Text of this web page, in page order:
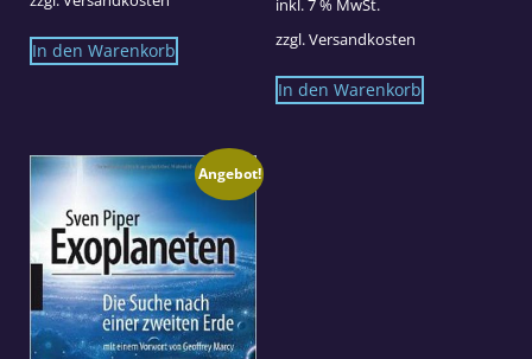
In den Warenkorb
inkl. 7 % MwSt.
zzgl.Versandkosten
In den Warenkorb
Angebot!